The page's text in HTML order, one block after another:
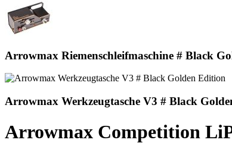
Arrowmax Riemenschleifmaschine # Black
Arrowmax Werkzeugtasche V3 # Black
Arrowmax Competition